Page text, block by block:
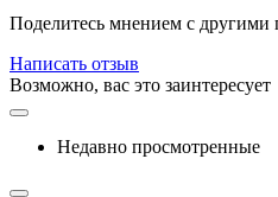
Поделитесь мнением с другими
Написать отзыв
Возможно, вас это заинтересует
Недавно просмотренные